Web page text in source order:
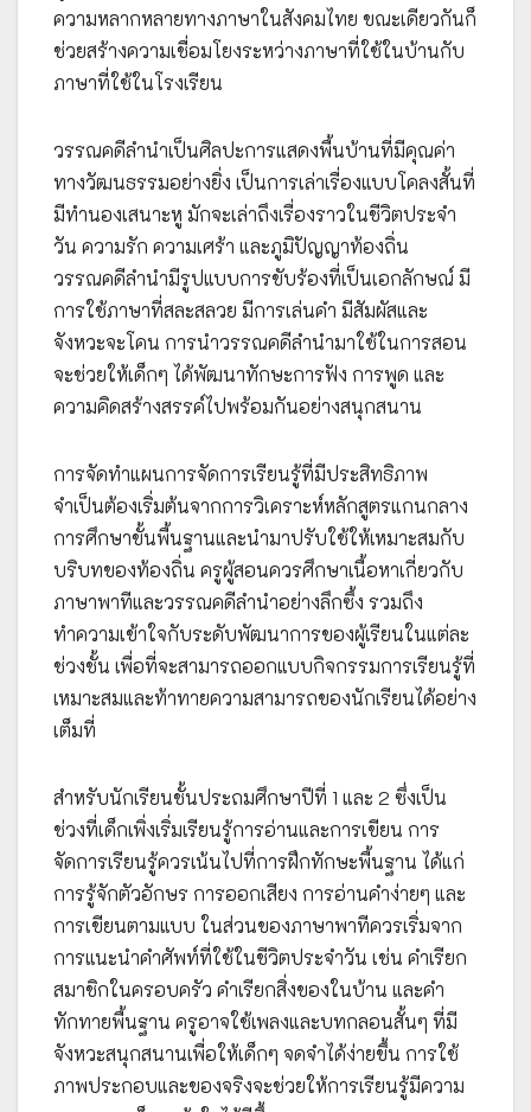
ความหลากหลายทางภาษาในสังคมไทย ขณะเดียวกันก็
ช่วยสร้างความเชื่อมโยงระหว่างภาษาที่ใช้ในบ้านกับ
ภาษาที่ใช้ในโรงเรียน
วรรณคดีลำนำเป็นศิลปะการแสดงพื้นบ้านที่มีคุณค่า
ทางวัฒนธรรมอย่างยิ่ง เป็นการเล่าเรื่องแบบโคลงสั้นที่
มีทำนองเสนาะหู มักจะเล่าถึงเรื่องราวในชีวิตประจำ
วัน ความรัก ความเศร้า และภูมิปัญญาท้องถิ่น
วรรณคดีลำนำมีรูปแบบการขับร้องที่เป็นเอกลักษณ์ มี
การใช้ภาษาที่สละสลวย มีการเล่นคำ มีสัมผัสและ
จังหวะจะโคน การนำวรรณคดีลำนำมาใช้ในการสอน
จะช่วยให้เด็กๆ ได้พัฒนาทักษะการฟัง การพูด และ
ความคิดสร้างสรรค์ไปพร้อมกันอย่างสนุกสนาน
การจัดทำแผนการจัดการเรียนรู้ที่มีประสิทธิภาพ
จำเป็นต้องเริ่มต้นจากการวิเคราะห์หลักสูตรแกนกลาง
การศึกษาขั้นพื้นฐานและนำมาปรับใช้ให้เหมาะสมกับ
บริบทของท้องถิ่น ครูผู้สอนควรศึกษาเนื้อหาเกี่ยวกับ
ภาษาพาทีและวรรณคดีลำนำอย่างลึกซึ้ง รวมถึง
ทำความเข้าใจกับระดับพัฒนาการของผู้เรียนในแต่ละ
ช่วงชั้น เพื่อที่จะสามารถออกแบบกิจกรรมการเรียนรู้ที่
เหมาะสมและท้าทายความสามารถของนักเรียนได้อย่าง
เต็มที่
สำหรับนักเรียนชั้นประถมศึกษาปีที่ 1 และ 2 ซึ่งเป็น
ช่วงที่เด็กเพิ่งเริ่มเรียนรู้การอ่านและการเขียน การ
จัดการเรียนรู้ควรเน้นไปที่การฝึกทักษะพื้นฐาน ได้แก่
การรู้จักตัวอักษร การออกเสียง การอ่านคำง่ายๆ และ
การเขียนตามแบบ ในส่วนของภาษาพาทีควรเริ่มจาก
การแนะนำคำศัพท์ที่ใช้ในชีวิตประจำวัน เช่น คำเรียก
สมาชิกในครอบครัว คำเรียกสิ่งของในบ้าน และคำ
ทักทายพื้นฐาน ครูอาจใช้เพลงและบทกลอนสั้นๆ ที่มี
จังหวะสนุกสนานเพื่อให้เด็กๆ จดจำได้ง่ายขึ้น การใช้
ภาพประกอบและของจริงจะช่วยให้การเรียนรู้มีความ